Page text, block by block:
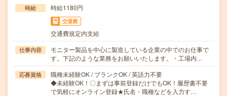
時給 時給1180円
交通費
交通費規定内支給
仕事内容
モニター製品を中心に製造している企業の中でのお仕事で
す。下記のような業務をお願いいたします。・工場内…
応募資格
職種未経験OK / ブランクOK / 英語力不要
◆未経験OK！〇まずは事前登録だけでもOK！履歴書不要
で気軽にオンライン登録★氏名・職種などを入力す…